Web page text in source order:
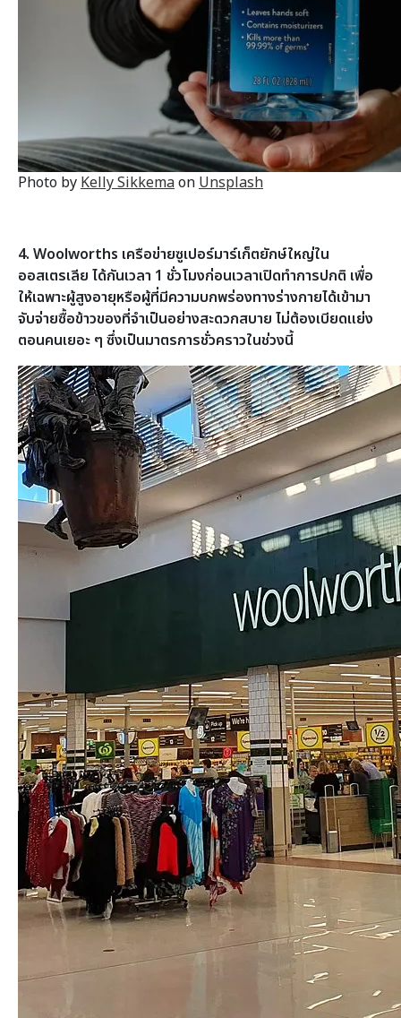
Photo by Kelly Sikkemaon Unsplash
4. Woolworths เครือข่ายซูเปอร์มาร์เก็ตยักษ์ใหญ่ใน
ออสเตรเลีย ได้กันเวลา 1 ชั่วโมงก่อนเวลาเปิดทำการปกติ เพื่อ
ให้เฉพาะผู้สูงอายุหรือผู้ที่มีความบกพร่องทางร่างกายได้เข้ามา
จับจ่ายซื้อข้าวของที่จำเป็นอย่างสะดวกสบาย ไม่ต้องเบียดแย่ง
ตอนคนเยอะ ๆ ซึ่งเป็นมาตรการชั่วคราวในช่วงนี้